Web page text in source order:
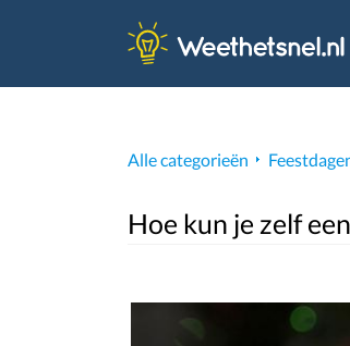
Alle categorieën
Hoe kun je zelf